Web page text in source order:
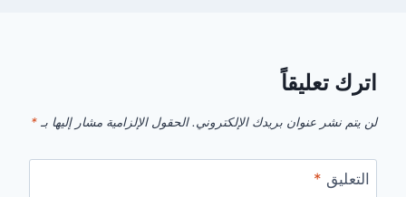
اترك تعليقاً
لن يتم نشر عنوان بريدك الإلكتروني. الحقول الإلزامية مشار إليها بـ *
التعليق *